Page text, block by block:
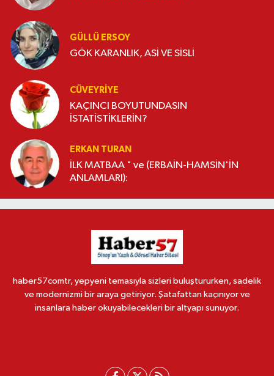
GÜLLÜ ERSOY
GÖK KARANLIK, ASİ VE SİSLİ
CÜVEYRIYE
KAÇINCI BOYUTUNDASIN
İSTATİSTİKLERİN?
ERKAN TURAN
İLK MATBAA " ve (ERBAİN-HAMSİN'İN
ANLAMLARI):
haber57comtr, yepyeni temasıyla sizleri buluştururken, sadelik
ve modernizmi bir araya getiriyor. Şatafattan kaçınıyor ve
insanlara haber okuyabilecekleri bir altyapı sunuyor.